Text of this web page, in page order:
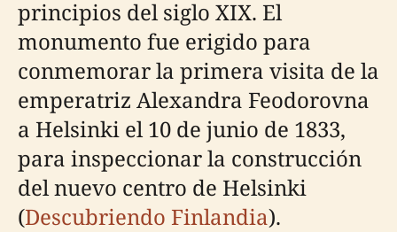
principios del siglo XIX. El
monumento fue erigido para
conmemorar la primera visita de la
emperatriz Alexandra Feodorovna
a Helsinki el 10 de junio de 1833,
para inspeccionar la construcción
del nuevo centro de Helsinki
(Descubriendo Finlandia).